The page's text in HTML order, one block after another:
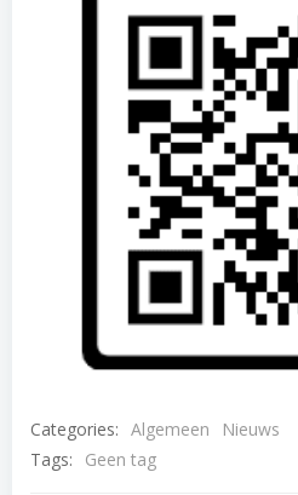
Categories: Algemeen
Nieuws
Tags:
Geen tag